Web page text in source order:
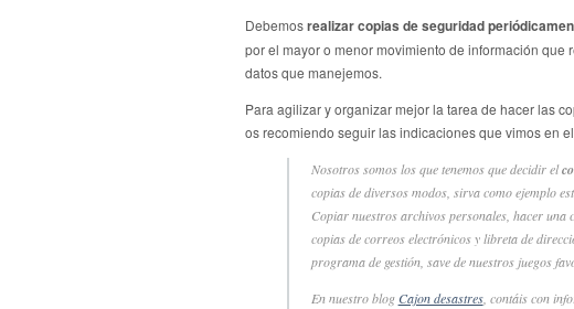
Debemosrealizar copias de seguridad
por el mayor o menor movimiento de información
datos que manejemos.
Para agilizar y organizar mejor la tarea de hacer las
os recomiendo seguir las indicaciones que vimos en
Nosotros somos los que tenemos que decidir el
copias de diversos modos, sirva como ejemplo
Copiar nuestros archivos personales, hacer una
copias de correos electrónicos y libreta de
programa de gestión, save de nuestros juegos
En nuestro blogCajon desastres, contáis con